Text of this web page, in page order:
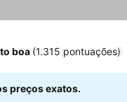
boa (1.315 pontuações)
preços exatos.